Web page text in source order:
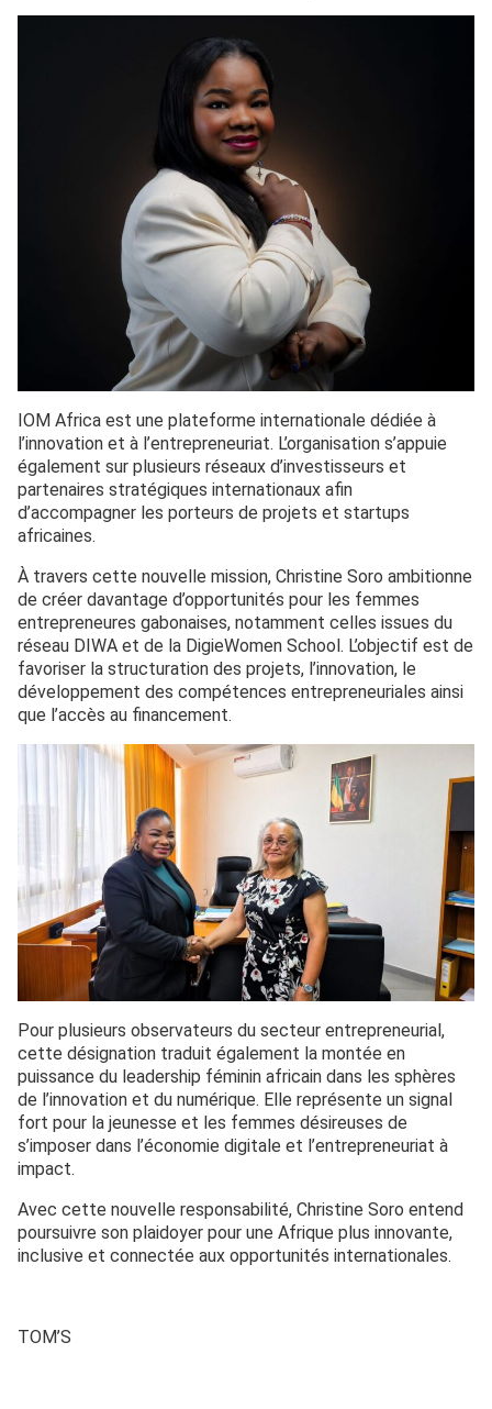
IOM Africa est une plateforme internationale dédiée à
l’innovation et à l’entrepreneuriat. L’organisation s’appuie
également sur plusieurs réseaux d’investisseurs et
partenaires stratégiques internationaux afin
d’accompagner les porteurs de projets et startups
africaines.
À travers cette nouvelle mission, Christine Soro ambitionne
de créer davantage d’opportunités pour les femmes
entrepreneures gabonaises, notamment celles issues du
réseau DIWA et de la DigieWomen School. L’objectif est de
favoriser la structuration des projets, l’innovation, le
développement des compétences entrepreneuriales ainsi
que l’accès au financement.
Pour plusieurs observateurs du secteur entrepreneurial,
cette désignation traduit également la montée en
puissance du leadership féminin africain dans les sphères
de l’innovation et du numérique. Elle représente un signal
fort pour la jeunesse et les femmes désireuses de
s’imposer dans l’économie digitale et l’entrepreneuriat à
impact.
Avec cette nouvelle responsabilité, Christine Soro entend
poursuivre son plaidoyer pour une Afrique plus innovante,
inclusive et connectée aux opportunités internationales.
TOM’S